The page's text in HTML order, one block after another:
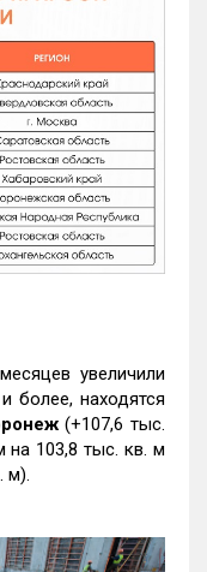
увеличили
более, находятся
(+107,6 тыс.
103,8 тыс. кв. м
м).